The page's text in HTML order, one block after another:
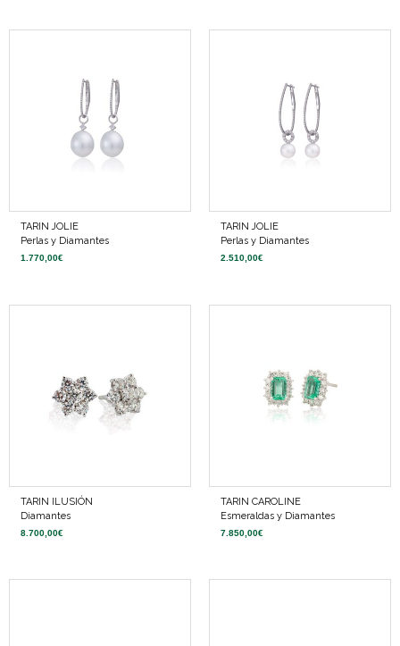
TARIN JOLIE
Perlas y Diamantes
1.770,00€
TARIN JOLIE
Perlas y Diamantes
2.510,00€
TARIN ILUSIÓN
Diamantes
8.700,00€
TARIN CAROLINE
Esmeraldas y Diamantes
7.850,00€